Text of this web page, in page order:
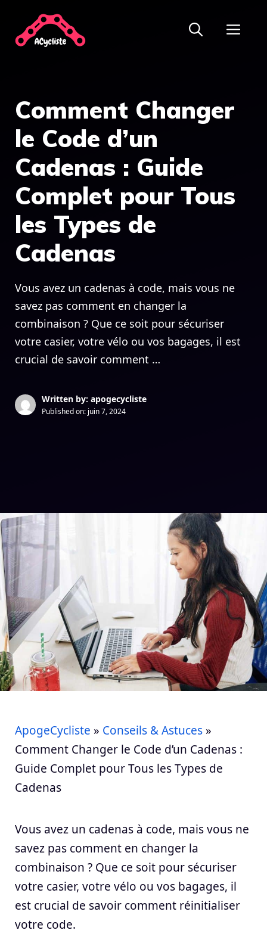
contenu
Comment Changer
le Code d’un
Cadenas : Guide
Complet pour Tous
les Types de
Cadenas
Vous avez un cadenas à code, mais vous ne
savez pas comment en changer la
combinaison ? Que ce soit pour sécuriser
votre casier, votre vélo ou vos bagages, il est
crucial de savoir comment …
Written by: apogecycliste
Published on: juin 7, 2024
ApogeCycliste » Conseils & Astuces »
Comment Changer le Code d’un Cadenas :
Guide Complet pour Tous les Types de
Cadenas
Vous avez un cadenas à code, mais vous ne
savez pas comment en changer la
combinaison ? Que ce soit pour sécuriser
votre casier, votre vélo ou vos bagages, il
est crucial de savoir comment réinitialiser
votre code.